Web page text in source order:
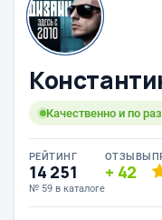
Качественно и по
РЕЙТИНГ
14 251
№ 59 в каталоге
ОТЗЫВЫ
42